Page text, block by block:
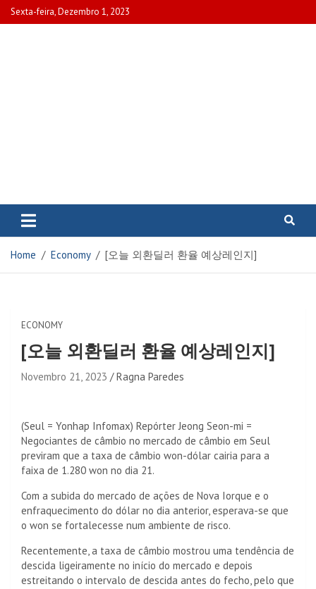
Skip
to
Sexta-feira, Dezembro 1, 2023
www.portalcascais.pt
recentes e veja programas de TV,
reportagens e podcasts
www.portalcascais.pt
Home Economy [오늘 외환딜러 환율 예상레인지]
ECONOMY
[오늘 외환딜러 환율 예상레인지]
Novembro 21, 2023 Ragna Paredes
(Seul = Yonhap Infomax) Repórter Jeong Seon-mi =
Negociantes de câmbio no mercado de câmbio em Seul
previram que a taxa de câmbio won-dólar cairia para a
faixa de 1.280 won no dia 21.
Com a subida do mercado de ações de Nova Iorque e o
enfraquecimento do dólar no dia anterior, esperava-se que
o won se fortalecesse num ambiente de risco.
Recentemente, a taxa de câmbio mostrou uma tendência de
descida ligeiramente no início do mercado e depois
estreitando o intervalo de descida antes do fecho, pelo que